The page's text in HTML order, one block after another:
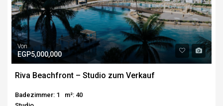
Von
EGP5,000,000
Riva Beachfront – Studio zum Verkauf
Badezimmer: 1
m²: 40